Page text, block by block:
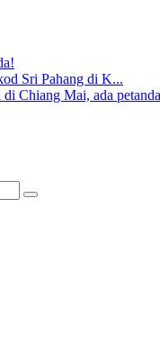
Sri Pahang di K...
Chiang Mai, ada